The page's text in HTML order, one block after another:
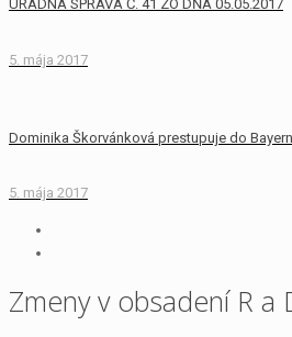
ÚRADNÁ SPRÁVA Č. 41 ZO DŇA 05.05.2017
5. mája 2017
Dominika Škorvánková prestupuje do
5. mája 2017
Zmeny v obsadení R a